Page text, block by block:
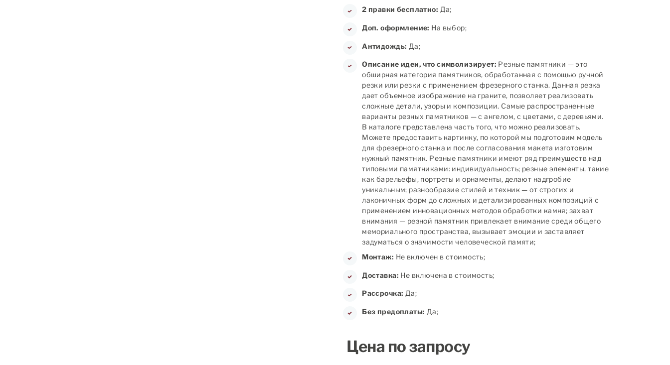
2 правки бесплатно: Да;
Доп. оформление: На выбор;
Антидождь: Да;
Описание идеи, что символизирует: Резные памятники — это
обширная категория памятников, обработанная с помощью ручной
резки или резки с применением фрезерного станка. Данная резка
дает объемное изображение на граните, позволяет реализовать
сложные детали, узоры и композиции. Самые распространенные
варианты резных памятников — с ангелом, с цветами, с деревьями.
В каталоге представлена часть того, что можно реализовать.
Можете предоставить картинку, по которой мы подготовим модель
для фрезерного станка и после согласования макета изготовим
нужный памятник. Резные памятники имеют ряд преимуществ над
типовыми памятниками: индивидуальность; резные элементы, такие
как барельефы, портреты и орнаменты, делают надгробие
уникальным; разнообразие стилей и техник — от строгих и
лаконичных форм до сложных и детализированных композиций с
применением инновационных методов обработки камня; захват
внимания — резной памятник привлекает внимание среди общего
мемориального пространства, вызывает эмоции и заставляет
задуматься о значимости человеческой памяти;
Монтаж: Не включен в стоимость;
Доставка: Не включена в стоимость;
Рассрочка: Да;
Без предоплаты: Да;
Цена по запросу